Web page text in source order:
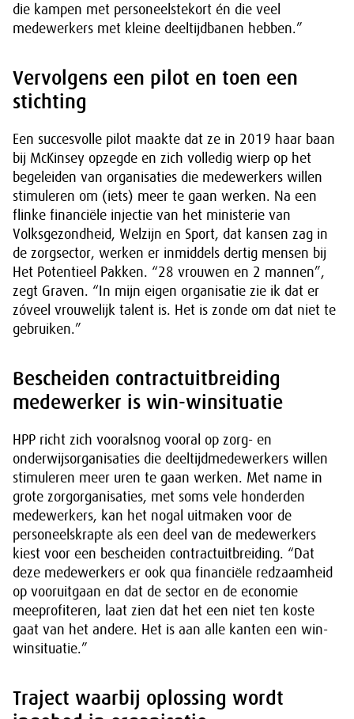
die kampen met personeelstekort én die veel
medewerkers met kleine deeltijdbanen hebben.”
Vervolgens een pilot en toen een
stichting
Een succesvolle pilot maakte dat ze in 2019 haar baan
bij McKinsey opzegde en zich volledig wierp op het
begeleiden van organisaties die medewerkers willen
stimuleren om (iets) meer te gaan werken. Na een
flinke financiële injectie van het ministerie van
Volksgezondheid, Welzijn en Sport, dat kansen zag in
de zorgsector, werken er inmiddels dertig mensen bij
Het Potentieel Pakken. “28 vrouwen en 2 mannen”,
zegt Graven. “In mijn eigen organisatie zie ik dat er
zóveel vrouwelijk talent is. Het is zonde om dat niet te
gebruiken.”
Bescheiden contractuitbreiding
medewerker is win-winsituatie
HPP richt zich vooralsnog vooral op zorg- en
onderwijsorganisaties die deeltijdmedewerkers willen
stimuleren meer uren te gaan werken. Met name in
grote zorgorganisaties, met soms vele honderden
medewerkers, kan het nogal uitmaken voor de
personeelskrapte als een deel van de medewerkers
kiest voor een bescheiden contractuitbreiding. “Dat
deze medewerkers er ook qua financiële redzaamheid
op vooruitgaan en dat de sector en de economie
meeprofiteren, laat zien dat het een niet ten koste
gaat van het andere. Het is aan alle kanten een win-
winsituatie.”
Traject waarbij oplossing wordt